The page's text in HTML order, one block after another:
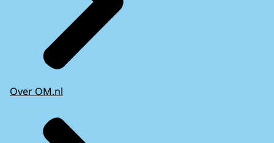
Over OM.nl